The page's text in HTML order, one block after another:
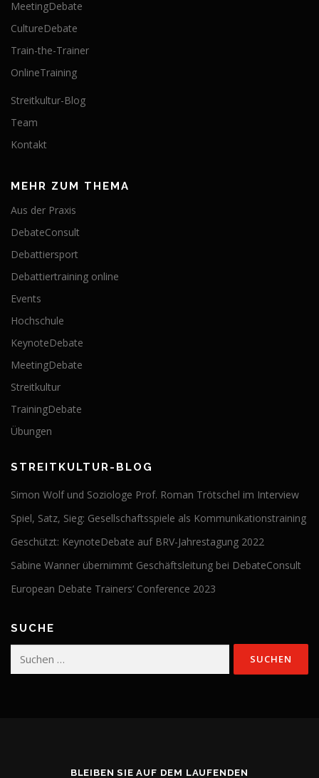
MeetingDebate
CultureDebate
Train-the-Trainer
OnlineTraining
Streitkultur-Blog
Team
Kontakt
MEHR ZUM THEMA
Aus der Praxis
DebateConsult
Debattiersport
Debattiertraining online
Events
Hochschule
KeynoteDebate
MeetingDebate
Streitkultur
TrainingDebate
Übungen
STREITKULTUR-BLOG
Simon Wolf und Soziologe Prof. Roman Trötschel im Interview
Spiel, Satz, Sieg: Gesellschaftsspiele als Kommunikationstraining
Geschützt: KeynoteDebate auf BRV-Jahrestagung 2022
Sabine Wanner übernimmt Geschäftsleitung bei DebateConsult
European Debate Trainers‘ Conference 2023
SUCHE
Suchen
BLEIBEN SIE AUF DEM LAUFENDEN